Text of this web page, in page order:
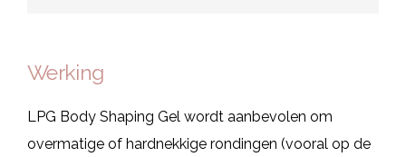
Werking
LPG Body Shaping Gel wordt aanbevolen om
overmatige of hardnekkige rondingen (vooral op de